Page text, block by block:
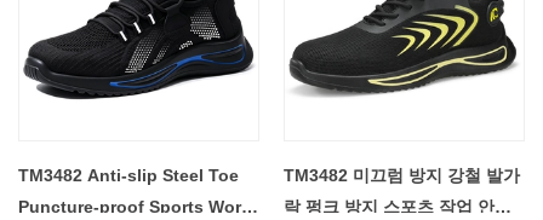
충격/천공 방지, 통기성, 충격 흡수
6. 패키지: 색상 상자 당 1 쌍, 판지
당 10 쌍.
7. 샘플 시간: 7일
8. 주문 리드타임: 보증금 수령 후
공 방지, 정전기 방지, 통기성, 충
격 흡수
6. 패키지: 색상 상자 당 1 쌍, 판지
당 10 쌍.
7. 샘플 시간: 7일
TM3482 Anti-slip Steel Toe
Puncture-proof Sports Work
TM3482 미끄럼 방지 강철 발가
락 펑크 방지 스포츠 작업 안전